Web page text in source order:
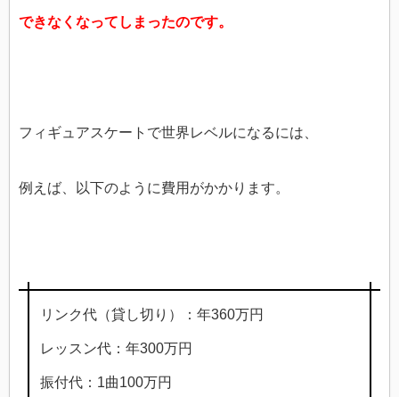
できなくなってしまったのです。
フィギュアスケートで世界レベルになるには、
例えば、以下のように費用がかかります。
リンク代（貸し切り）：年360万円
レッスン代：年300万円
振付代：1曲100万円